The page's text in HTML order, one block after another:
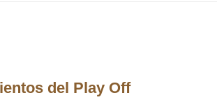
del Play Off